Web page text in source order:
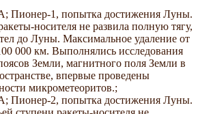
Пионер-1, попытка достижения Луны.
носителя не развила полную тягу,
до Луны. Максимальное удаление от
000 км. Выполнялись исследования
Земли, магнитного поля Земли в
впервые проведены
микрометеоритов.;
Пионер-2, попытка достижения Луны.